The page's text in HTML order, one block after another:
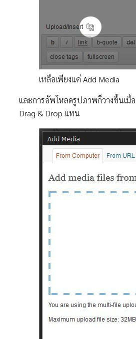
เหลือเพียงแค่ Add Media
และการอัพโหลดรูปภาพก็วางขึ้นเมื่
Drag & Drop แทน